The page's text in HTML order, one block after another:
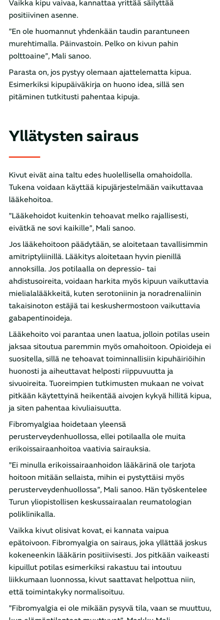
Vaikka kipu vaivaa, kannattaa yrittää säilyttää
positiivinen asenne.
”En ole huomannut yhdenkään taudin parantuneen
murehtimalla. Päinvastoin. Pelko on kivun pahin
polttoaine”, Mali sanoo.
Parasta on, jos pystyy olemaan ajattelematta kipua.
Esimerkiksi kipupäiväkirja on huono idea, sillä sen
pitäminen tutkitusti pahentaa kipuja.
Yllätysten sairaus
Kivut eivät aina taltu edes huolellisella omahoidolla.
Tukena voidaan käyttää kipujärjestelmään vaikuttavaa
lääkehoitoa.
”Lääkehoidot kuitenkin tehoavat melko rajallisesti,
eivätkä ne sovi kaikille”, Mali sanoo.
Jos lääkehoitoon päädytään, se aloitetaan tavallisimmin
amitriptyliinillä. Lääkitys aloitetaan hyvin pienillä
annoksilla. Jos potilaalla on depressio- tai
ahdistusoireita, voidaan harkita myös kipuun vaikuttavia
mielialalääkkeitä, kuten serotoniinin ja noradrenaliinin
takaisinoton estäjiä tai keskushermostoon vaikuttavia
gabapentinoideja.
Lääkehoito voi parantaa unen laatua, jolloin potilas usein
jaksaa sitoutua paremmin myös omahoitoon. Opioideja ei
suositella, sillä ne tehoavat toiminnallisiin kipuhäiriöihin
huonosti ja aiheuttavat helposti riippuvuutta ja
sivuoireita. Tuoreimpien tutkimusten mukaan ne voivat
pitkään käytettyinä heikentää aivojen kykyä hillitä kipua,
ja siten pahentaa kivuliaisuutta.
Fibromyalgiaa hoidetaan yleensä
perusterveydenhuollossa, ellei potilaalla ole muita
erikoissairaanhoitoa vaativia sairauksia.
”Ei minulla erikoissairaanhoidon lääkärinä ole tarjota
hoitoon mitään sellaista, mihin ei pystyttäisi myös
perusterveydenhuollossa”, Mali sanoo. Hän työskentelee
Turun yliopistollisen keskussairaalan reumatologian
poliklinikalla.
Vaikka kivut olisivat kovat, ei kannata vaipua
epätoivoon. Fibromyalgia on sairaus, joka yllättää joskus
kokeneenkin lääkärin positiivisesti. Jos pitkään vaikeasti
kipuillut potilas esimerkiksi rakastuu tai intoutuu
liikkumaan luonnossa, kivut saattavat helpottua niin,
että toimintakyky normalisoituu.
”Fibromyalgia ei ole mikään pysyvä tila, vaan se muuttuu,